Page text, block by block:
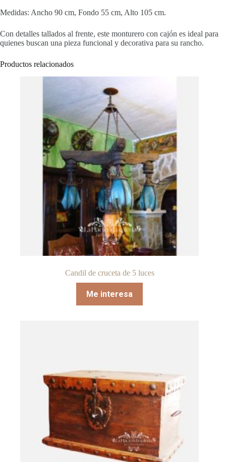
Medidas: Ancho 90 cm, Fondo 55 cm, Alto 105 cm.
Con detalles tallados al frente, este monturero con cajón es ideal para
quienes buscan una pieza funcional y decorativa para su rancho.
Productos relacionados
Candil de cruceta de 5 luces
Me interesa